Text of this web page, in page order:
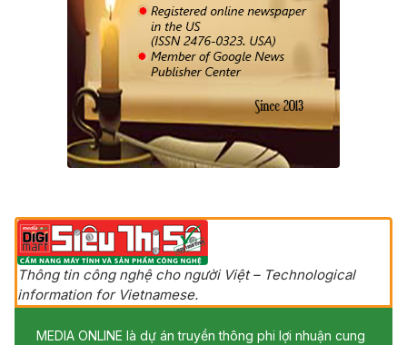
Thông tin công nghệ cho người Việt – Technological
information for Vietnamese.
MEDIA ONLINE là dự án truyền thông phi lợi nhuận cung